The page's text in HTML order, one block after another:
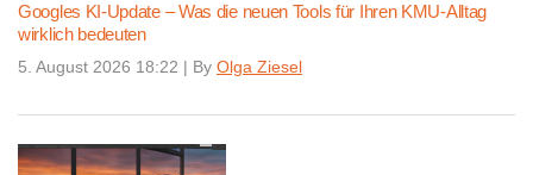
Googles KI-Update – Was die neuen Tools für Ihren KMU-Alltag
wirklich bedeuten
5. August 2026 18:22 | By Olga Ziesel